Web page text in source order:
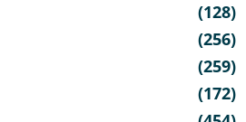
(128)
(256)
(259)
(172)